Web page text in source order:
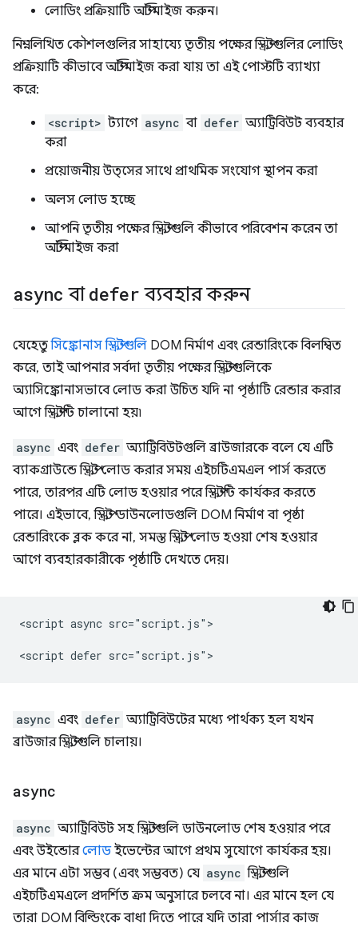
লোডিং প্রক্রিয়াটি অপ্টিমাইজ করুন।
নিম্নলিখিত কৌশলগুলির সাহায্যে তৃতীয় পক্ষের স্ক্রিপ্টগুলির লোডিং
প্রক্রিয়াটি কীভাবে অপ্টিমাইজ করা যায় তা এই পোস্টটি ব্যাখ্যা
করে:
<script> ট্যাগে async বা defer অ্যাট্রিবিউট ব্যবহার
করা
প্রয়োজনীয় উত্সের সাথে প্রাথমিক সংযোগ স্থাপন করা
অলস লোড হচ্ছে
আপনি তৃতীয় পক্ষের স্ক্রিপ্টগুলি কীভাবে পরিবেশন করেন তা
অপ্টিমাইজ করা
async বাdefer ব্যবহার করুন
যেহেতুসিঙ্ক্রোনাস স্ক্রিপ্টগুলি DOM নির্মাণ এবং রেন্ডারিংকে বিলম্বিত
করে, তাই আপনার সর্বদা তৃতীয় পক্ষের স্ক্রিপ্টগুলিকে
অ্যাসিঙ্ক্রোনাসভাবে লোড করা উচিত যদি না পৃষ্ঠাটি রেন্ডার করার
আগে স্ক্রিপ্টটি চালানো হয়৷
async এবং defer অ্যাট্রিবিউটগুলি ব্রাউজারকে বলে যে এটি
ব্যাকগ্রাউন্ডে স্ক্রিপ্ট লোড করার সময় এইচটিএমএল পার্স করতে
পারে, তারপর এটি লোড হওয়ার পরে স্ক্রিপ্টটি কার্যকর করতে
পারে। এইভাবে, স্ক্রিপ্ট ডাউনলোডগুলি DOM নির্মাণ বা পৃষ্ঠা
রেন্ডারিংকে ব্লক করে না, সমস্ত স্ক্রিপ্ট লোড হওয়া শেষ হওয়ার
আগে ব্যবহারকারীকে পৃষ্ঠাটি দেখতে দেয়।
<script async src="script.js">
async এবং defer অ্যাট্রিবিউটের মধ্যে পার্থক্য হল যখন
ব্রাউজার স্ক্রিপ্টগুলি চালায়।
async
async অ্যাট্রিবিউট সহ স্ক্রিপ্টগুলি ডাউনলোড শেষ হওয়ার পরে
এবং উইন্ডোরলোডইভেন্টের আগে প্রথম সুযোগে কার্যকর হয়।
এর মানে এটা সম্ভব (এবং সম্ভবত) যে async স্ক্রিপ্টগুলি
এইচটিএমএলে প্রদর্শিত ক্রম অনুসারে চলবে না। এর মানে হল যে
তারা DOM বিল্ডিংকে বাধা দিতে পারে যদি তারা পার্সার কাজ